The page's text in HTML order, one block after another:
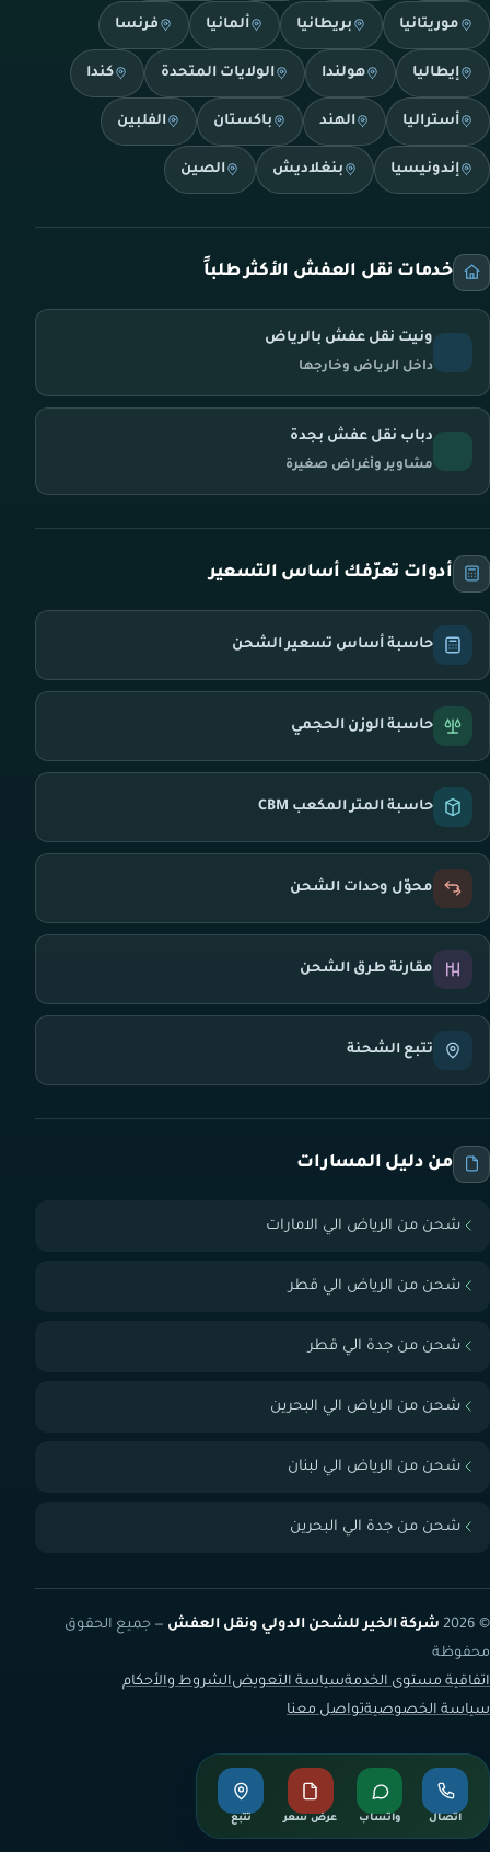
موريتانيا بريطانيا ألمانيا فرنسا
إيطاليا هولندا الولايات المتحدة كندا
أستراليا الهند باكستان الفلبين
إندونيسيا بنغلاديش الصين
خدمات نقل العفش الأكثر طلباً
ونيت نقل عفش بالرياض
داخل الرياض وخارجها
دباب نقل عفش بجدة
مشاوير وأغراض صغيرة
أدوات تعرّفك أساس التسعير
حاسبة أساس تسعير الشحن
حاسبة الوزن الحجمي
حاسبة المتر المكعب CBM
محوّل وحدات الشحن
مقارنة طرق الشحن
تتبع الشحنة
من دليل المسارات
شحن من الرياض الي الامارات
شحن من الرياض الي قطر
شحن من جدة الي قطر
شحن من الرياض الي البحرين
شحن من الرياض الي لبنان
شحن من جدة الي البحرين
© 2026 شركة الخير للشحن الدولي ونقل العفش — جميع الحقوق
محفوظة
اتفاقية مستوى الخدمةسياسة التعويضالشروط والأحكام
سياسة الخصوصيةتواصل معنا
اتصال واتساب عرض سعر تتبع